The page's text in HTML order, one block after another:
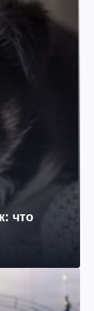
что